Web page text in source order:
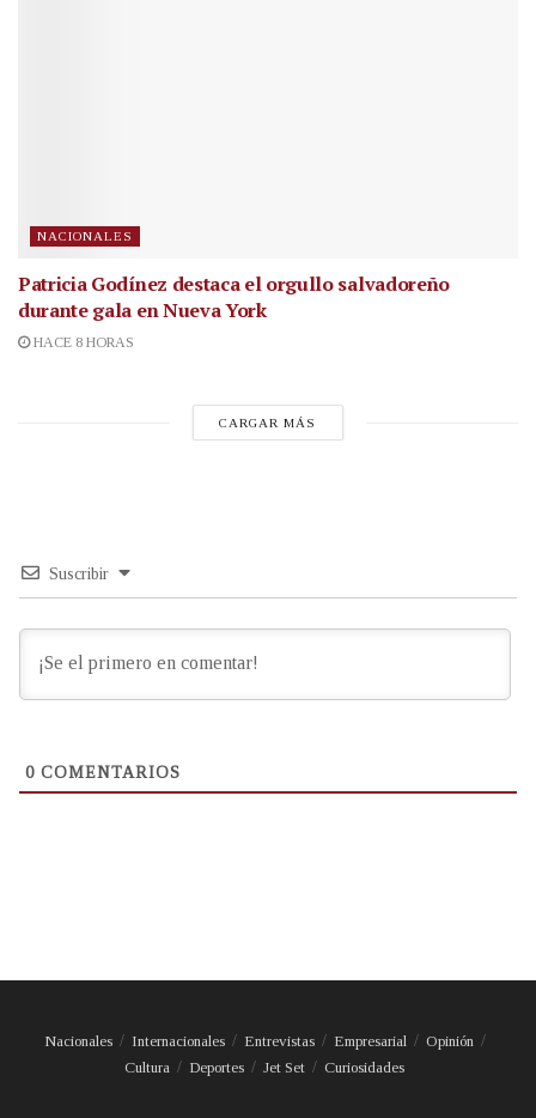
NACIONALES
Patricia Godínez destaca el orgullo salvadoreño
durante gala en Nueva York
HACE 8 HORAS
CARGAR MÁS
Suscribir
0 COMENTARIOS
Nacionales Internacionales Entrevistas Empresarial
Opinión
Cultura
Deportes Jet Set Curiosidades